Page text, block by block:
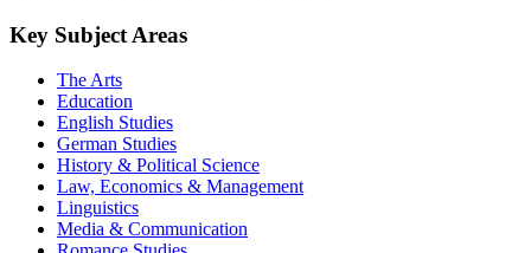
Key Subject Areas
The Arts
Education
English Studies
German Studies
History & Political Science
Law, Economics & Management
Linguistics
Media & Communication